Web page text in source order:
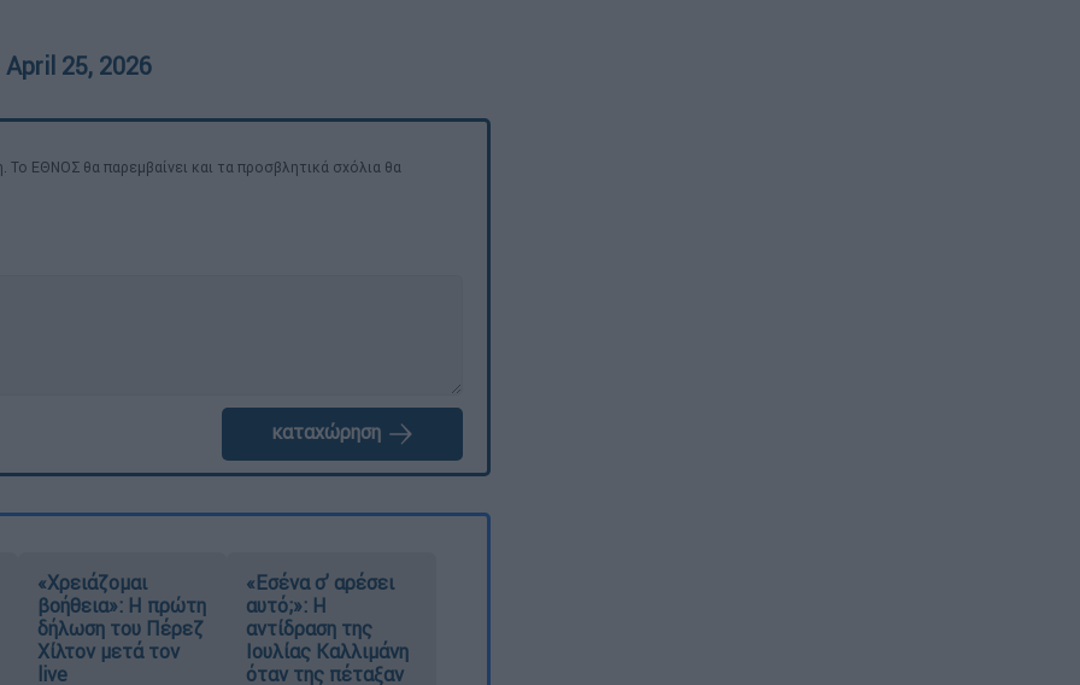
April 25, 2026
ΕΘΝΟΣ θα παρεμβαίνει και τα προσβλητικά σχόλια θα
καταχώρηση
«Χρειάζομαι
βοήθεια»: Η πρώτη
δήλωση του Πέρεζ
Χίλτον μετά τον
live
«Εσένα σ’ αρέσει
αυτό;»: Η
αντίδραση της
Ιουλίας Καλλιμάνη
όταν της πέταξαν